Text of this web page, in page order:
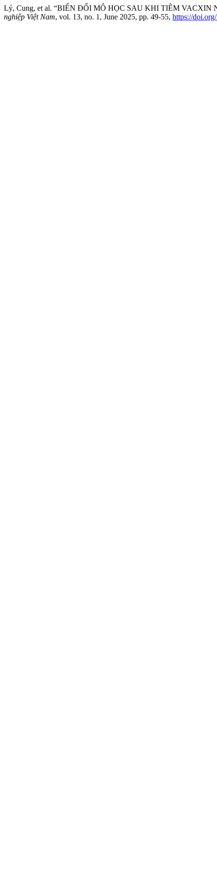
Lý, Cung, et al. “BIẾN ĐỔI MÔ HỌC SAU KHI TIÊM VACXIN
nghiệp Việt Nam, vol. 13, no. 1, June 2025, pp. 49-55, https://